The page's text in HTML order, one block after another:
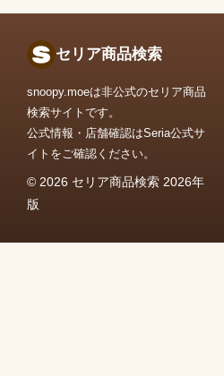
セリア商品検索
snoopy.moeは非公式のセリア商品
検索サイトです。
公式情報・店舗確認はSeria公式サ
イトをご確認ください。
© 2026 セリア商品検索 2026年
版